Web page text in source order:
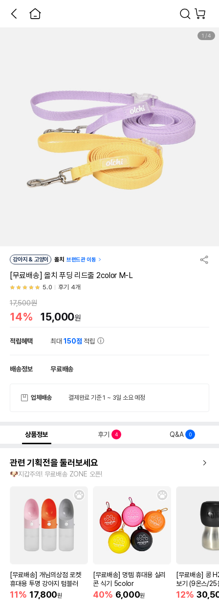
1 /4
강아지 & 고양이 올치 브랜드관 이동
[무료배송] 올치 푸딩 리드줄 2color M-L
5.0 후기 4개
17,500원
14% 15,000원
적립혜택 최대150점 적립
배송정보 무료배송
업체배송 결제완료 기준 1 ~ 3일 소요 예정
상품정보 후기 4 Q&A 0
관련 기획전을 둘러보세요
🐶지갑주의! 무료배송 ZONE 오픈!
[무료배송] 개님의상점 로켓
휴대용 투명 강아지 텀블러
11% 17,800원
[무료배송] 멍템 휴대용 실리
콘 식기 5color
40% 6,000원
[무료배송] 콩
보기 (9온스/25
12%